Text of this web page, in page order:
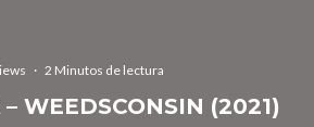
· 2 Minutos de lectura
WEEDSCONSIN (2021)